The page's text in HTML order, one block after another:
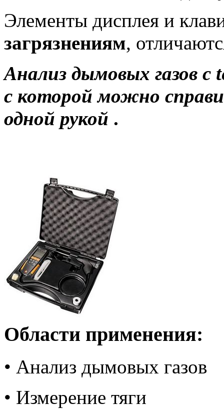
Элементы дисплея и
загрязнениям,
Анализ дымовых газов с
с которой можно
одной рукой .
Области применения:
• Анализ дымовых газов
• Измерение тяги